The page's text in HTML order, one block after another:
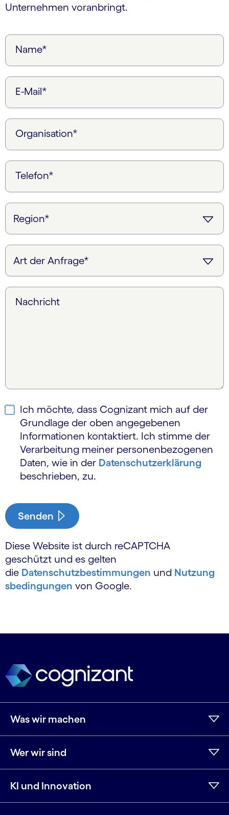
Unternehmen voranbringt.
Name*
E-Mail*
Organisation*
Telefon*
Nachricht
Ich möchte, dass Cognizant mich auf der
Grundlage der oben angegebenen
Informationen kontaktiert. Ich stimme der
Verarbeitung meiner personen­bezogenen
Daten, wie in der Daten­schutzerklärung
beschrieben, zu.
Senden
Diese Website ist durch reCAPTCHA
geschützt und es gelten
die Datenschutzbestimmungen und Nutzung
sbedingungen von Google.
Was wir machen
Wer wir sind
KI und Innovation